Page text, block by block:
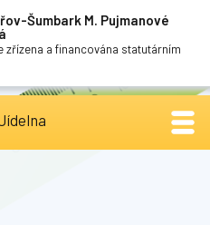
Šumbark M. Pujmanové
zřízena a financována statutárním